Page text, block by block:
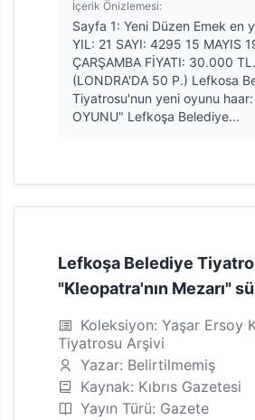
İçerik Önizlemesi:
Sayfa 1: Yeni Düzen Emek en
YIL: 21 SAYI: 4295 15 MAYIS
ÇARŞAMBA FİYATI: 30.000 TL.
(LONDRA'DA 50 P.) Lefkosa
Tiyatrosu'nun yeni oyunu haar:
OYUNU" Lefkoşa Belediye...
Lefkoşa Belediye
"Kleopatra'nın Mezarı"
Koleksiyon: Yaşar Ersoy
Tiyatrosu Arşivi
Yazar: Belirtilmemiş
Kaynak: Kıbrıs Gazetesi
Yayın Türü: Gazete